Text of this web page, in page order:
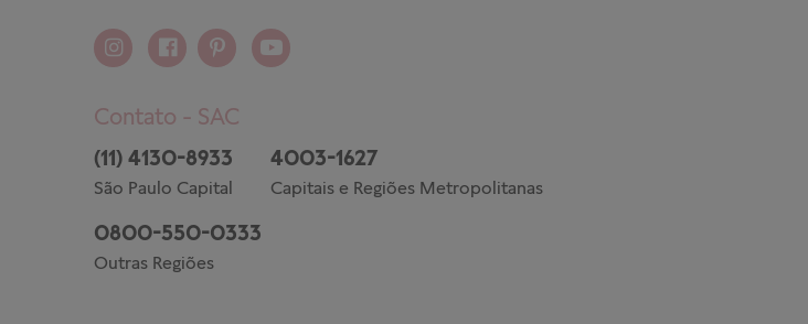
Contato - SAC
(11) 4130-8933
São Paulo Capital
4003-1627
Capitais e Regiões Metropolitanas
0800-550-0333
Outras Regiões